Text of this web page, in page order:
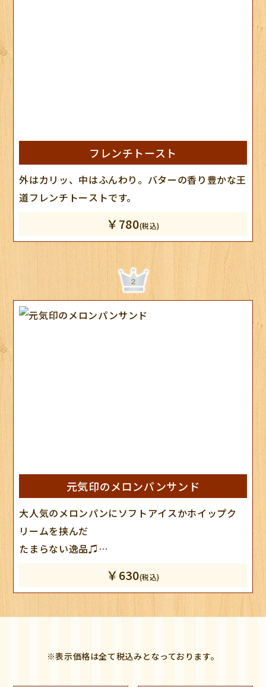
フレンチトースト
外はカリッ、中はふんわり。バターの香り豊かな王
道フレンチトーストです。
￥780(税込)
元気印のメロンパンサンド
大人気のメロンパンにソフトアイスかホイップク
リームを挟んだ
たまらない逸品♫
￥630(税込)